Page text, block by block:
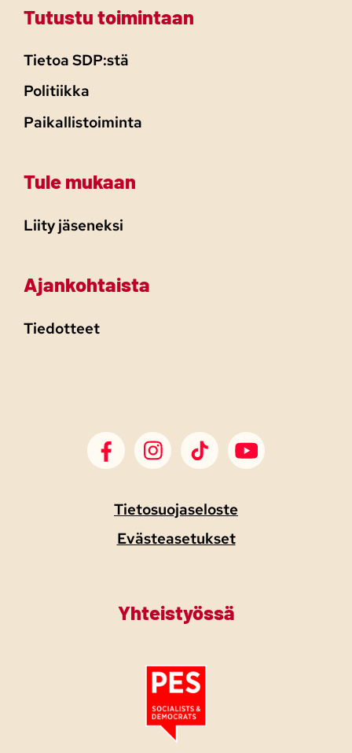
Tutustu toimintaan
Tietoa SDP:stä
Politiikka
Paikallistoiminta
Tule mukaan
Liity jäseneksi
Ajankohtaista
Tiedotteet
SDP Facebook
SDP Instagram
SDP TikTokSDP Youtube
Tietosuojaseloste
Evästeasetukset
Yhteistyössä
Tutustu PES:n periaatejulistukseen